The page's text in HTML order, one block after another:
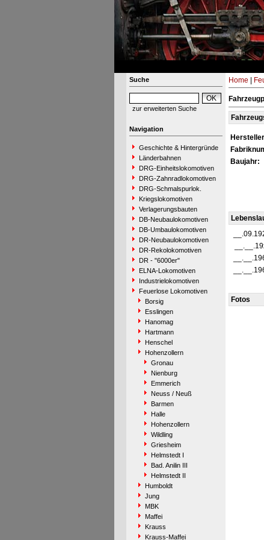
Suche
zur erweiterten Suche
Navigation
Geschichte & Hintergründe
Länderbahnen
DRG-Einheitslokomotiven
DRG-Zahnradlokomotiven
DRG-Schmalspurlok.
Kriegslokomotiven
Verlagerungsbauten
DB-Neubaulokomotiven
DB-Umbaulokomotiven
DR-Neubaulokomotiven
DR-Rekolokomotiven
DR - "6000er"
ELNA-Lokomotiven
Industrielokomotiven
Feuerlose Lokomotiven
Borsig
Esslingen
Hanomag
Hartmann
Henschel
Hohenzollern
Gronau
Nienburg
Emmerich
Neuss / Neuß
Barmen
Halle
Hohenzollern
Wildling
Griesheim
Helmstedt I
Bad. Anilin III
Helmstedt II
Humboldt
Jung
MBK
Maffei
Krauss
Krauss-Maffei
Home
Baujahr:
Fotos